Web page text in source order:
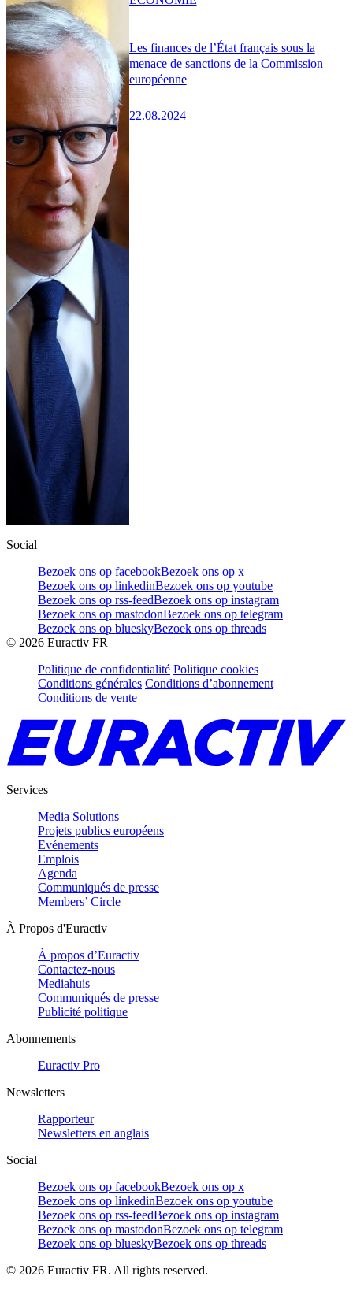
Les finances de l’État français sous la
menace de sanctions de la Commission
européenne
22.08.2024
Social
Bezoek ons op facebookBezoek ons op x
Bezoek ons op linkedinBezoek ons op youtube
Bezoek ons op rss-feedBezoek ons op instagram
Bezoek ons op mastodonBezoek ons op telegram
Bezoek ons op blueskyBezoek ons op threads
© 2026 Euractiv FR
Politique de confidentialité Politique cookies
Conditions générales Conditions d’abonnement
Conditions de vente
Services
Media Solutions
Projets publics européens
Evénements
Emplois
Agenda
Communiqués de presse
Members’ Circle
À Propos d'Euractiv
À propos d’Euractiv
Contactez-nous
Mediahuis
Communiqués de presse
Publicité politique
Abonnements
Euractiv Pro
Newsletters
Rapporteur
Newsletters en anglais
Social
Bezoek ons op facebookBezoek ons op x
Bezoek ons op linkedinBezoek ons op youtube
Bezoek ons op rss-feedBezoek ons op instagram
Bezoek ons op mastodonBezoek ons op telegram
Bezoek ons op blueskyBezoek ons op threads
© 2026 Euractiv FR. All rights reserved.